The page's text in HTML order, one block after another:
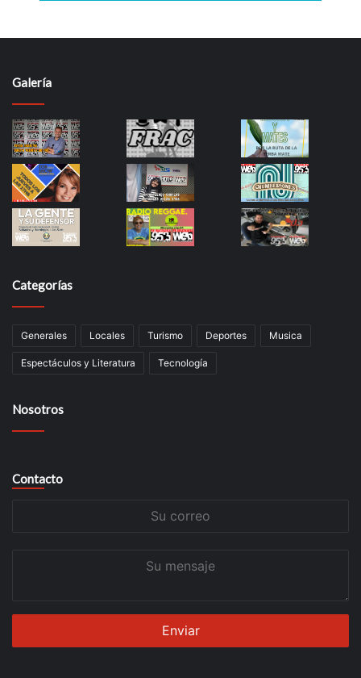
Galería
Categorías
Generales Locales Turismo Deportes Musica
Espectáculos y Literatura Tecnología
Nosotros
Contacto